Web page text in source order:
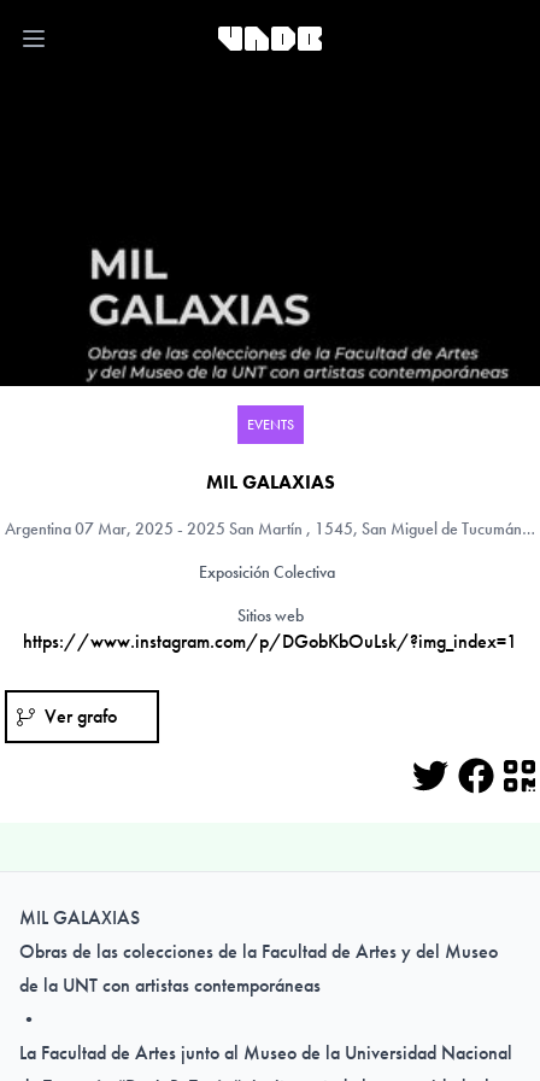
Open main menu
EVENTS
MIL GALAXIAS
Argentina07 Mar, 2025 - 2025 San Martín , 1545, San Miguel de Tucumán, Tucumán, Argentina
Exposición Colectiva
Sitios web
https://www.instagram.com/p/DGobKbOuLsk/?img_index=1
Ver grafo
MIL GALAXIAS
Obras de las colecciones de la Facultad de Artes y del Museo
de la UNT con artistas contemporáneas
•
La Facultad de Artes junto al Museo de la Universidad Nacional